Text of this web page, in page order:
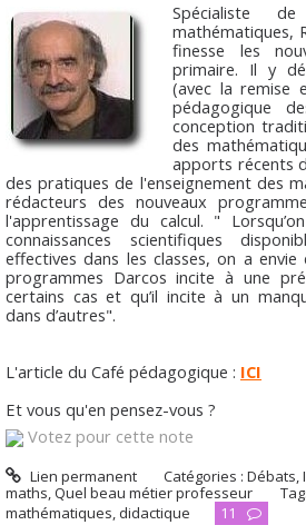
Spécialiste
mathématiques,
finesse les
primaire. Il y
(avec la remise
pédagogique
conception
des
apports récents
des pratiques de l'enseignement des
rédacteurs des nouveaux
l'apprentissage du calcul. "
connaissances scientifiques
effectives dans les classes, on a
programmes Darcos incite à une
certains cas et qu’il incite à un
dans d’autres".
L'article du Café pédagogique : ICI
Et vous qu'en pensez-vous ?
Votez pour cette note
Lien permanent Catégories :Débats,
maths,Quel beau métier professeur
mathématiques, didactique 11